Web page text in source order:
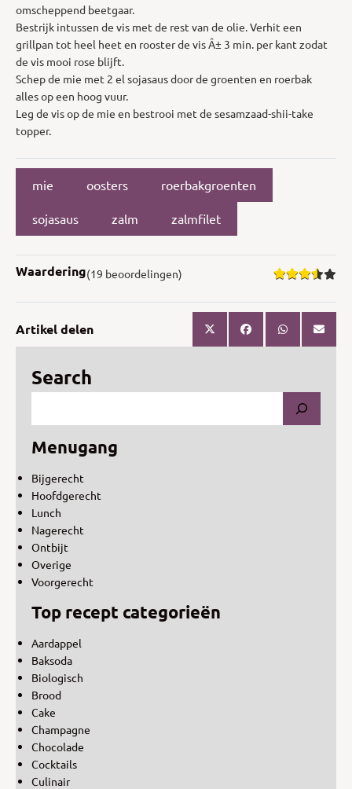
omscheppend beetgaar.
Bestrijk intussen de vis met de rest van de olie. Verhit een
grillpan tot heel heet en rooster de vis Â± 3 min. per kant zodat
de vis mooi rose blijft.
Schep de mie met 2 el sojasaus door de groenten en roerbak
alles op een hoog vuur.
Leg de vis op de mie en bestrooi met de sesamzaad-shii-take
topper.
mie oosters roerbakgroenten
sojasaus zalm zalmfilet
Waardering(19 beoordelingen)
Artikel delen
Search
Menugang
Bijgerecht
Hoofdgerecht
Lunch
Nagerecht
Ontbijt
Overige
Voorgerecht
Top recept categorieën
Aardappel
Baksoda
Biologisch
Brood
Cake
Champagne
Chocolade
Cocktails
Culinair